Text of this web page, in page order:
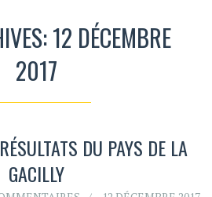
12 DÉCEMBRE
2017
DU PAYS DE LA
GACILLY